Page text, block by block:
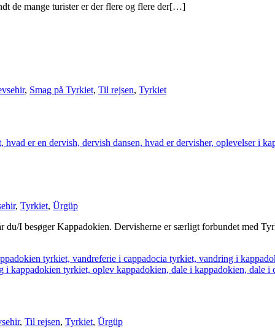
de mange turister er der flere og flere der[…]
, Smag på Tyrkiet, Til rejsen, Tyrkiet
, Tyrkiet, Ürgüp
du/I besøger Kappadokien. Dervisherne er særligt forbundet med
, Til rejsen, Tyrkiet, Ürgüp